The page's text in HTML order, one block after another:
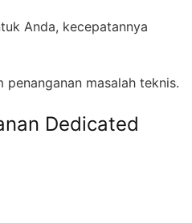
Anda, kecepatannya
masalah teknis.
Dedicated